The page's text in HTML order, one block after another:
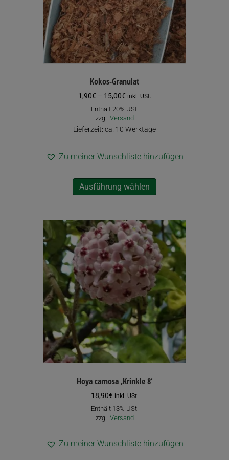
Kokos-Granulat
1,90€ – 15,00€Preisspanne:
1,90€
bis
15,00€
inkl. USt.
Enthält 20% USt.
zzgl. Versand
Lieferzeit: ca. 10 Werktage
Zu meiner Wunschliste hinzufügen
Ausführung wählen
Varianten
auf.
Die
Optionen
können
auf
der
Produktseite
gewählt
werden
Hoya carnosa ‚Krinkle 8‘
18,90€ inkl. USt.
Enthält 13% USt.
zzgl. Versand
Zu meiner Wunschliste hinzufügen